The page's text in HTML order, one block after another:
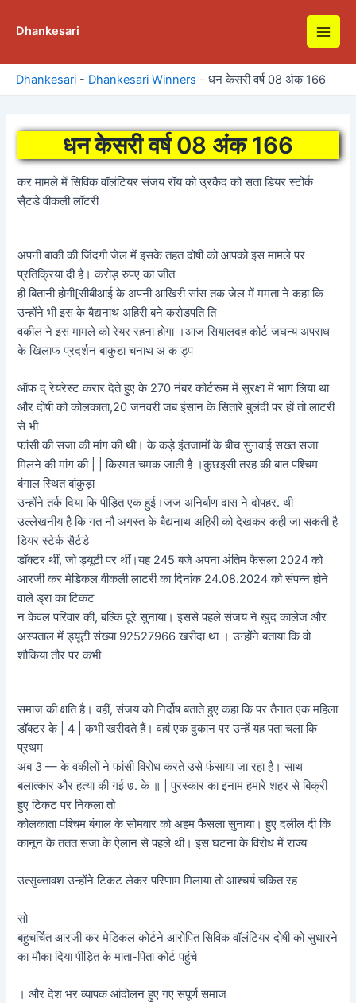
Dhankesari
Main
Dhankesari - Dhankesari Winners - धन केसरी वर्ष 08 अंक 166
धन केसरी वर्ष 08 अंक 166
कर मामले में सिविक वॉलंटियर संजय रॉय को उ्रकैद को सता डियर स्टोर्क
सै्टडे वीकली लॉटरी
अपनी बाकी की जिंदगी जेल में इसके तहत दोषी को आपको इस मामले पर
प्रतिक्रिया दी है। करोड़ रुपए का जीत
ही बितानी होगी[सीबीआई के अपनी आखिरी सांस तक जेल में ममता ने कहा कि
उन्होंने भी इस के बैद्यनाथ अहिरी बने करोडपति ति
वकील ने इस मामले को रेयर रहना होगा ।आज सियालदह कोर्ट जघन्य अपराध
के खिलाफ प्रदर्शन बाकुडा चनाथ अ क ड्प
ऑफ द्‌ रेयरेस्ट करार देते हुए के 270 नंबर कोर्टरूम में सुरक्षा में भाग लिया था
और दोषी को कोलकाता,20 जनवरी जब इंसान के सितारे बुलंदी पर हों तो लाटरी
से भी
फांसी की सजा की मांग की थी। के कड़े इंतजामों के बीच सुनवाई सख्त सजा
मिलने की मांग की | | किस्मत चमक जाती है ।कुछइसी तरह की बात पश्चिम
बंगाल स्थित बांकुड़ा
उन्होंने तर्क दिया कि पीड़ित एक हुई।जज अनिर्बाण दास ने दोपहर. थी
उल्लेखनीय है कि गत नौ अगस्त के बैद्यनाथ अहिरी को देखकर कही जा सकती है
डियर स्टेर्क सैर्टडे
डॉक्टर थीं, जो ड्यूटी पर थीं।यह 245 बजे अपना अंतिम फैसला 2024 को
आरजी कर मेडिकल वीकली लाटरी का दिनांक 24.08.2024 को संपन्न होने
वाले ड्रा का टिकट
न केवल परिवार की, बल्कि पूरे सुनाया। इससे पहले संजय ने खुद कालेज और
अस्पताल में ड्यूटी संख्या 92527966 खरीदा था । उन्होंने बताया कि वो
शौकिया तौर पर कभी
समाज की क्षति है। वहीं, संजय को निर्दोष बताते हुए कहा कि पर तैनात एक महिला
डॉक्टर के | 4 | कभी खरीदते हैं। वहां एक दुकान पर उन्हें यह पता चला कि
प्रथम
अब 3 — के वकीलों ने फांसी विरोध करते उसे फंसाया जा रहा है। साथ
बलात्कार और हत्या की गई ७. के ॥ | पुरस्कार का इनाम हमारे शहर से बिक्री
हुए टिकट पर निकला तो
कोलकाता पश्चिम बंगाल के सोमवार को अहम फैसला सुनाया। हुए दलील दी कि
कानून के ततत सजा के ऐलान से पहले थी। इस घटना के विरोध में राज्य
उत्सुक्तावश उन्होंने टिकट लेकर परिणाम मिलाया तो आश्चर्य चकित रह
सो
बहुचर्चित आरजी कर मेडिकल कोर्टने आरोपित सिविक वॉलंटियर दोषी को सुधारने
का मौका दिया पीड़ित के माता-पिता कोर्ट पहुंचे
। और देश भर व्यापक आंदोलन हुए गए संपूर्ण समाज